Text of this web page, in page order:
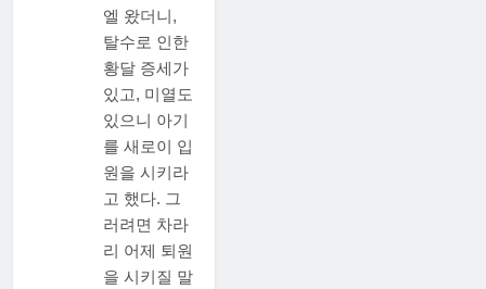
엘 왔더니,
탈수로 인한
황달 증세가
있고, 미열도
있으니 아기
를 새로이 입
원을 시키라
고 했다. 그
러려면 차라
리 어제 퇴원
을 시키질 말